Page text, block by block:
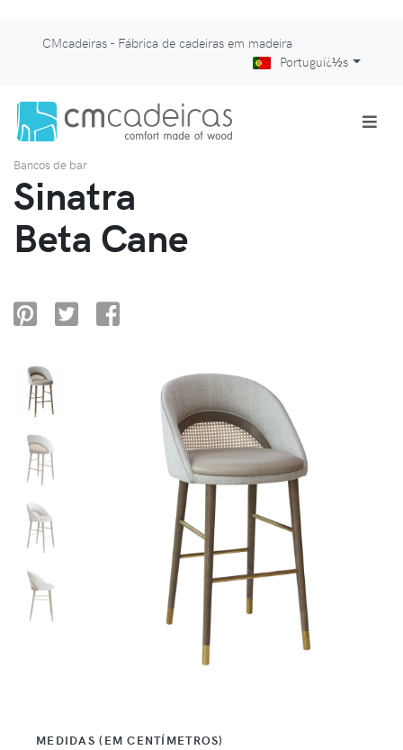
CMcadeiras - Fábrica de cadeiras em madeira
Portuguï¿½s
Bancos de bar
Sinatra
Beta Cane
MEDIDAS (EM CENTÍMETROS)